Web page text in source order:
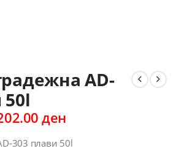
AD-
50l
ден
is:
303 плави 50l